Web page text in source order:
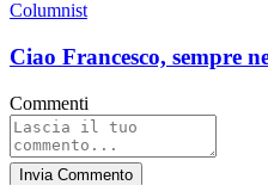
Columnist
Ciao Francesco, sempre
Commenti
Invia Commento